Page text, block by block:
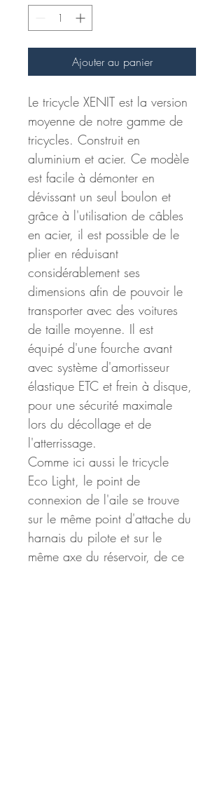
Ajouter au panier
Le tricycle XENIT est la version
moyenne de notre gamme de
tricycles. Construit en
aluminium et acier. Ce modèle
est facile à démonter en
dévissant un seul boulon et
grâce à l'utilisation de câbles
en acier, il est possible de le
plier en réduisant
considérablement ses
dimensions afin de pouvoir le
transporter avec des voitures
de taille moyenne. Il est
équipé d'une fourche avant
avec système d'amortisseur
élastique ETC et frein à disque,
pour une sécurité maximale
lors du décollage et de
l'atterrissage.
Comme ici aussi le tricycle
Eco Light, le point de
connexion de l'aile se trouve
sur le même point d'attache du
harnais du pilote et sur le
même axe du réservoir, de ce